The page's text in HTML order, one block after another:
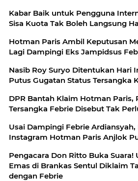
Kabar Baik untuk Pengguna
Sisa Kuota Tak Boleh Langsung
Hotman Paris Ambil Keputusan
Lagi Dampingi Eks Jampidsus
Nasib Roy Suryo Ditentukan Hari
Putus Gugatan Status Tersangka
DPR Bantah Klaim Hotman Paris,
Tersangka Febrie Disebut Tak
Usai Dampingi Febrie
Instagram Hotman Paris Anjlok
Pengacara Don Ritto Buka Suara!
Emas di Brankas Sentul Diklaim
dengan Febrie